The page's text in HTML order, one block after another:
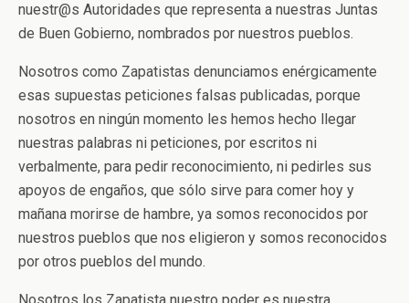
nuestr@s Autoridades que representa a nuestras Juntas
de Buen Gobierno, nombrados por nuestros pueblos.
Nosotros como Zapatistas denunciamos enérgicamente
esas supuestas peticiones falsas publicadas, porque
nosotros en ningún momento les hemos hecho llegar
nuestras palabras ni peticiones, por escritos ni
verbalmente, para pedir reconocimiento, ni pedirles sus
apoyos de engaños, que sólo sirve para comer hoy y
mañana morirse de hambre, ya somos reconocidos por
nuestros pueblos que nos eligieron y somos reconocidos
por otros pueblos del mundo.